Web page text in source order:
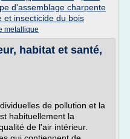
d'assemblage charpente
et insecticide du bois
metallique
habitat et santé,
de pollution et la
habituellement la
de l'air intérieur.